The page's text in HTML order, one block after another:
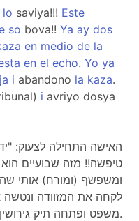
lo saviya!!! Este
so bova!! Ya ay dos
en medio de la
en el echo. Yo ya
i abandono la kaza.
i avriyo dosya
האישה התחילה לצעוק:
טיפשה!! מזה שבועיים
ומשפשף (ומורח) אותי
לקחה את המזוודה
משפט ופתחה תיק גירושין מבעלה.